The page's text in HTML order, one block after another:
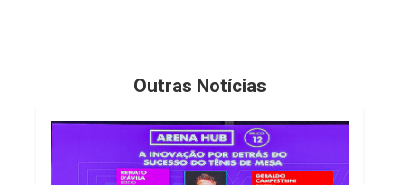
Outras Notícias